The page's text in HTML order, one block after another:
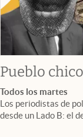
Pueblo chico
Todos los martes
Los periodistas de
desde un Lado B: el